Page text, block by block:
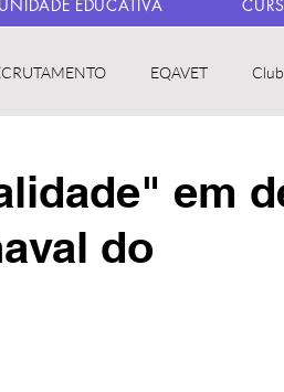
EDUCATIVA
EQAVET
em
do